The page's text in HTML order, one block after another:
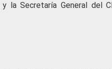
la Secretaría General del